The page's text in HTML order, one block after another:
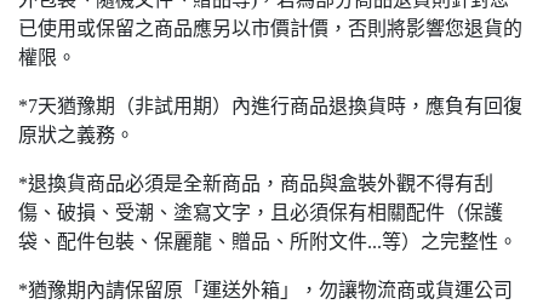
已使用或保留之商品應另以市價計價，否則將影響您退貨的
權限。
*7天猶豫期（非試用期）內進行商品退換貨時，應負有回復
原狀之義務。
*退換貨商品必須是全新商品，商品與盒裝外觀不得有刮
傷、破損、受潮、塗寫文字，且必須保有相關配件（保護
袋、配件包裝、保麗龍、贈品、所附文件...等）之完整性。
*猶豫期內請保留原「運送外箱」，勿讓物流商或貨運公司